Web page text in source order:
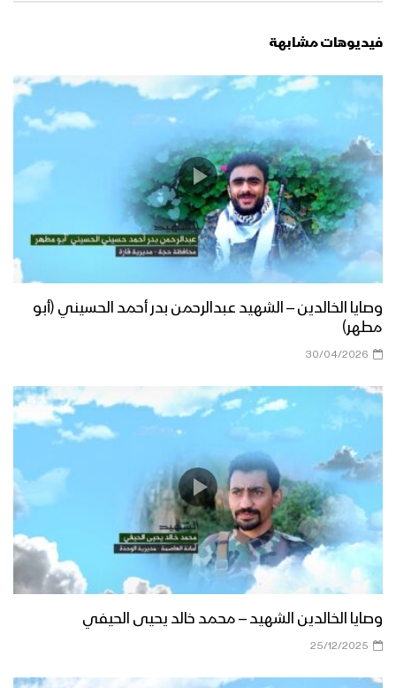
فيديوهات مشابهة
وصايا الخالدين – الشهيد عبدالرحمن بدر أحمد الحسيني (أبو
مطهر)
30/04/2026
وصايا الخالدين الشهيد – محمد خالد يحيى الحيفي
25/12/2025